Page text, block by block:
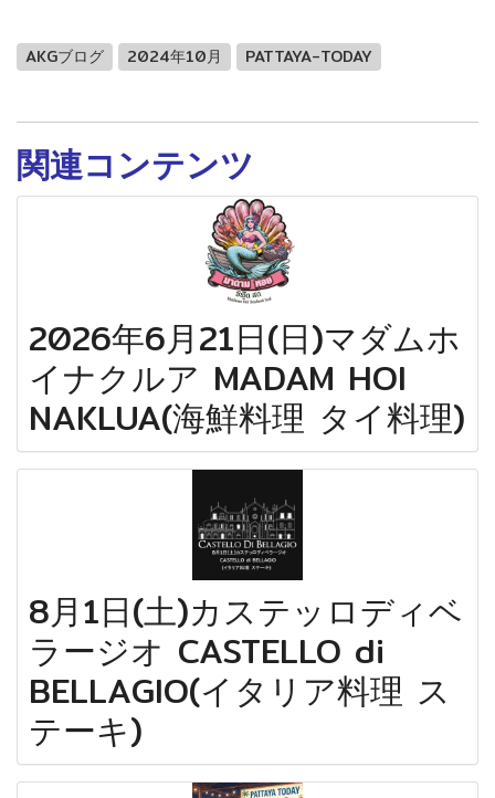
AKGブログ 2024年10月 PATTAYA-TODAY
関連コンテンツ
2026年6月21日(日)マダムホ
イナクルア MADAM HOI
NAKLUA(海鮮料理 タイ料理)
8月1日(土)カステッロディベ
ラージオ CASTELLO di
BELLAGIO(イタリア料理 ス
テーキ)